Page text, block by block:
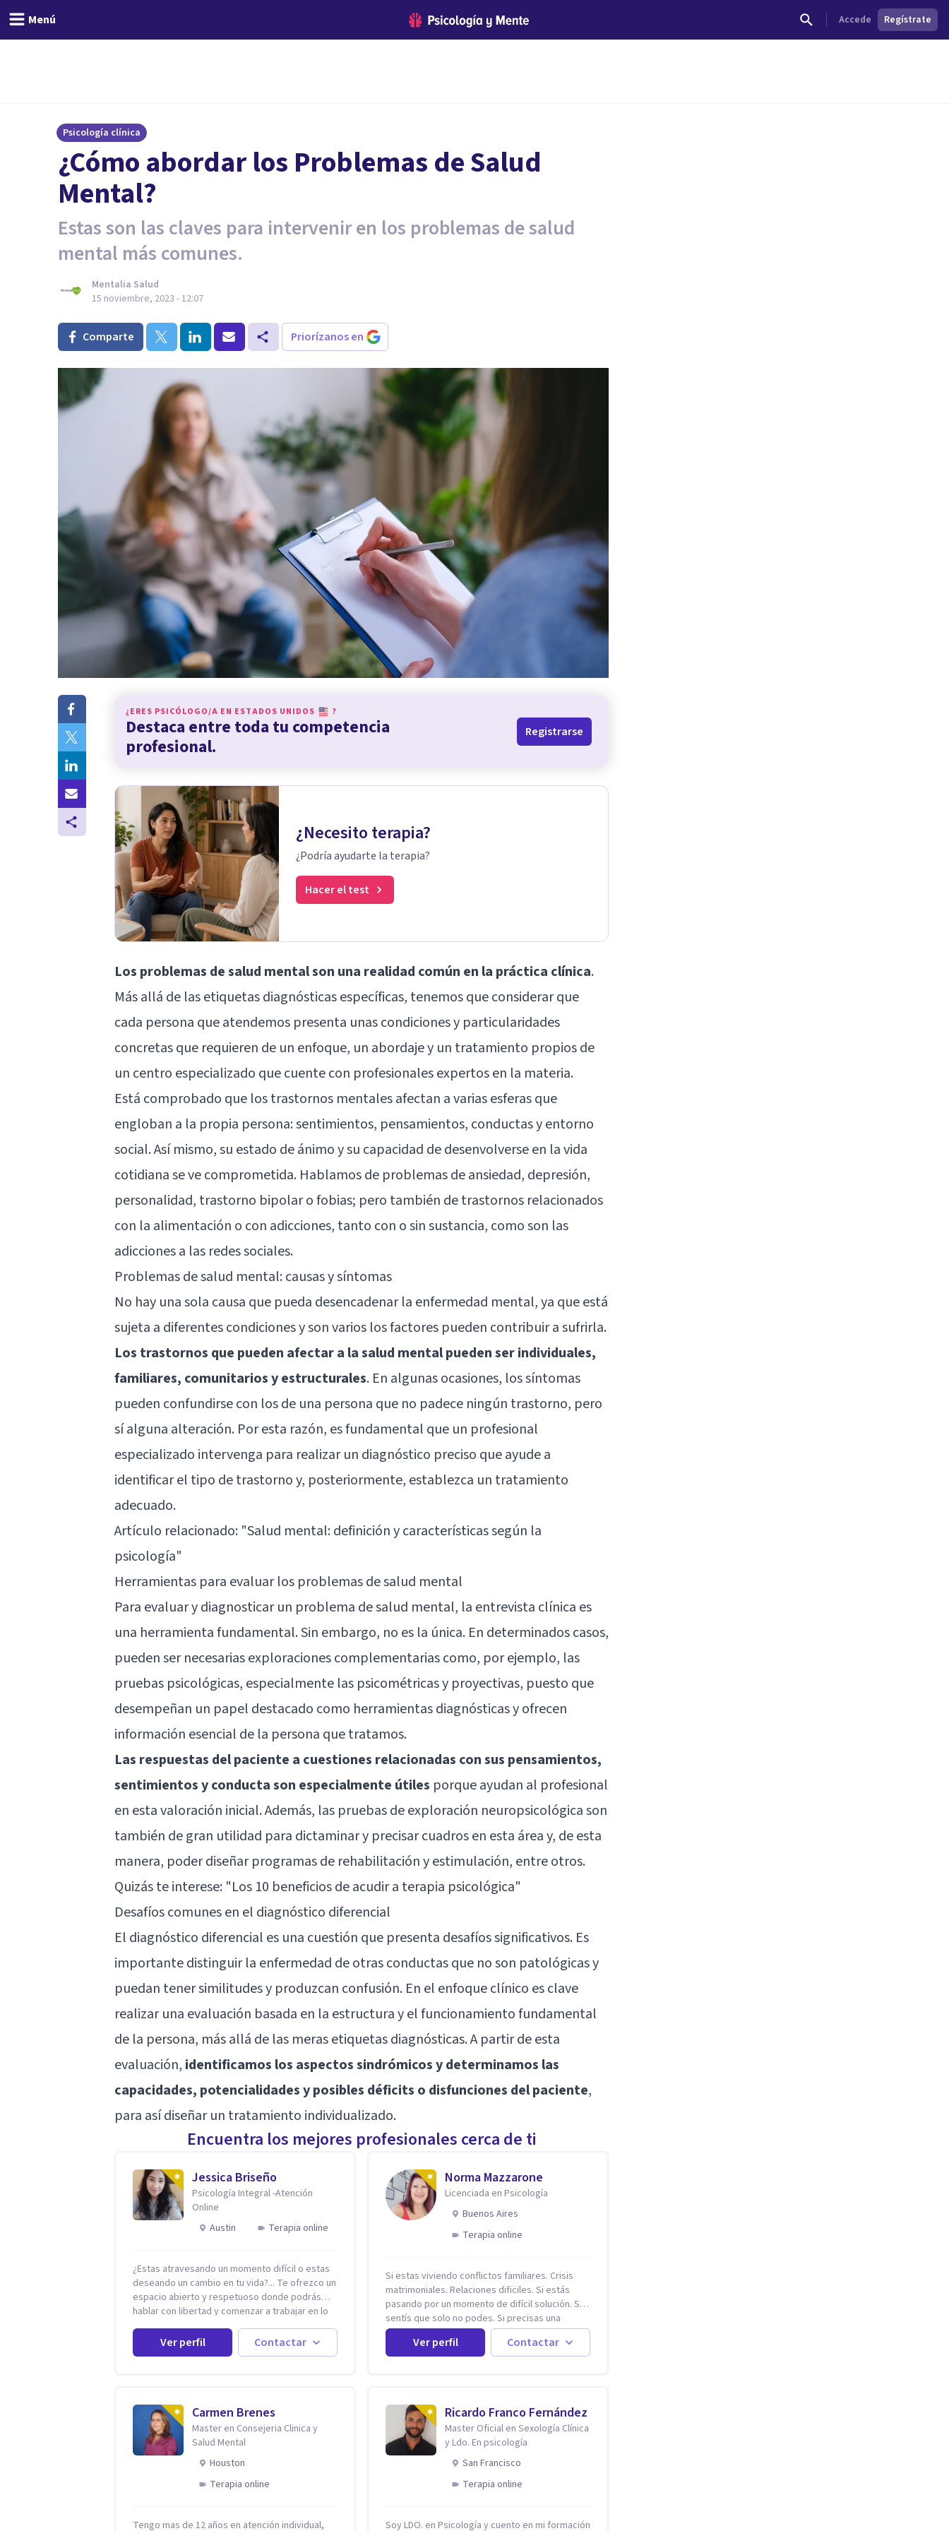
Menú Accede Regístrate
Psicología clínica
¿Cómo abordar los Problemas de Salud
Mental?
Estas son las claves para intervenir en los problemas de salud
mental más comunes.
Mentalia Salud
15 noviembre, 2023 - 12:07
Comparte Priorízanos en
¿ERES PSICÓLOGO/A EN ESTADOS UNIDOS ?
Destaca entre toda tu competencia
profesional.
Registrarse
¿Necesito terapia?
¿Podría ayudarte la terapia?
Hacer el test
Los problemas de salud mental son una realidad común en la práctica clínica.
Más allá de las etiquetas diagnósticas específicas, tenemos que considerar que
cada persona que atendemos presenta unas condiciones y particularidades
concretas que requieren de un enfoque, un abordaje y un tratamiento propios de
un centro especializado que cuente con profesionales expertos en la materia.
Está comprobado que los trastornos mentales afectan a varias esferas que
engloban a la propia persona: sentimientos, pensamientos, conductas y entorno
social. Así mismo, su estado de ánimo y su capacidad de desenvolverse en la vida
cotidiana se ve comprometida. Hablamos de problemas de ansiedad, depresión,
personalidad, trastorno bipolar o fobias; pero también de trastornos relacionados
con la alimentación o con adicciones, tanto con o sin sustancia, como son las
adicciones a las redes sociales.
Problemas de salud mental: causas y síntomas
No hay una sola causa que pueda desencadenar la enfermedad mental, ya que está
sujeta a diferentes condiciones y son varios los factores pueden contribuir a sufrirla.
Los trastornos que pueden afectar a la salud mental pueden ser individuales,
familiares, comunitarios y estructurales. En algunas ocasiones, los síntomas
pueden confundirse con los de una persona que no padece ningún trastorno, pero
sí alguna alteración. Por esta razón, es fundamental que un profesional
especializado intervenga para realizar un diagnóstico preciso que ayude a
identificar el tipo de trastorno y, posteriormente, establezca un tratamiento
adecuado.
Artículo relacionado: "Salud mental: definición y características según la
psicología"
Herramientas para evaluar los problemas de salud mental
Para evaluar y diagnosticar un problema de salud mental, la entrevista clínica es
una herramienta fundamental. Sin embargo, no es la única. En determinados casos,
pueden ser necesarias exploraciones complementarias como, por ejemplo, las
pruebas psicológicas, especialmente las psicométricas y proyectivas, puesto que
desempeñan un papel destacado como herramientas diagnósticas y ofrecen
información esencial de la persona que tratamos.
Las respuestas del paciente a cuestiones relacionadas con sus pensamientos,
sentimientos y conducta son especialmente útiles porque ayudan al profesional
en esta valoración inicial. Además, las pruebas de exploración neuropsicológica son
también de gran utilidad para dictaminar y precisar cuadros en esta área y, de esta
manera, poder diseñar programas de rehabilitación y estimulación, entre otros.
Quizás te interese: "Los 10 beneficios de acudir a terapia psicológica"
Desafíos comunes en el diagnóstico diferencial
El diagnóstico diferencial es una cuestión que presenta desafíos significativos. Es
importante distinguir la enfermedad de otras conductas que no son patológicas y
puedan tener similitudes y produzcan confusión. En el enfoque clínico es clave
realizar una evaluación basada en la estructura y el funcionamiento fundamental
de la persona, más allá de las meras etiquetas diagnósticas. A partir de esta
evaluación, identificamos los aspectos sindrómicos y determinamos las
capacidades, potencialidades y posibles déficits o disfunciones del paciente,
para así diseñar un tratamiento individualizado.
Encuentra los mejores profesionales cerca de ti
Jessica Briseño
Psicología Integral -Atención
Online
Austin
Terapia online
¿Estas atravesando un momento difícil o estas
deseando un cambio en tu vida?... Te ofrezco un
espacio abierto y respetuoso donde podrás
hablar con libertad y comenzar a trabajar en lo
que hoy te preocupa. Me especializo en
Trastornos de Ansiedad y a lo largo de mi
experiencia profesional he acompañado a
en la Crianza, Codependencia, Celos, entre
otros. Cuento con más de 12 años de
experiencia en el área de la Salud mental y he
trabajado en distintos contextos clínicos con
niños, Adolescentes y Adultos
Ver perfil Contactar
Norma Mazzarone
Licenciada en Psicología
Buenos Aires
Terapia online
Si estas viviendo conflictos familiares. Crisis
matrimoniales. Relaciones dificiles. Si estás
pasando por un momento de difícil solución. Si
sentís que solo no podes. Si precisas una
escucha. Si consideras que estás bloqueado. Si
precisás comprensión. Si no logras definir
proyectos, objetivos, sueños, deseos. Si
intención es hacer algo con lo que te está
pasando. No dudes en comunicarte a fin de
comenzar a resolver la situación que está
generando esa angustia.
Ver perfil Contactar
Carmen Brenes
Master en Consejeria Clinica y
Salud Mental
Houston
Terapia online
Tengo mas de 12 años en atención individual,
Ricardo Franco Fernández
Master Oficial en Sexología Clínica
y Ldo. En psicología
San Francisco
Terapia online
Soy LDO. en Psicología y cuento en mi formación